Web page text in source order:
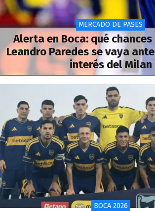
MERCADO DE PASES
Alerta en Boca: qué
Leandro Paredes se vaya
interés del Milan
BOCA 2026